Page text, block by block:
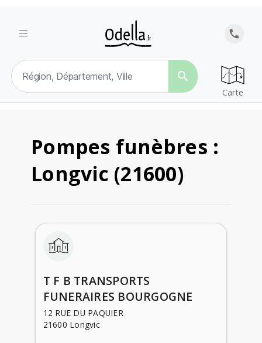
search
Carte
Pompes funèbres :
Longvic (21600)
T F B TRANSPORTS
FUNERAIRES BOURGOGNE
12 RUE DU PAQUIER
21600 Longvic